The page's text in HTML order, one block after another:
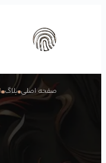
صفحه اصلی بلاگ